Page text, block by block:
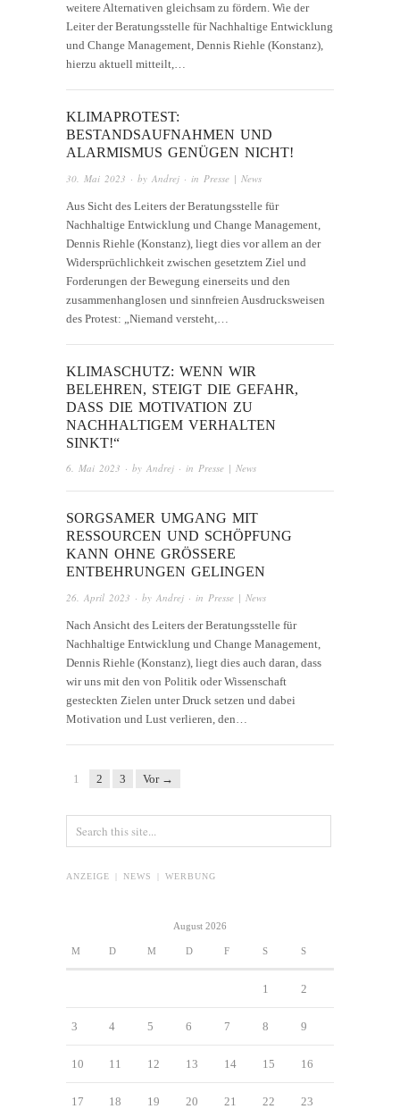
weitere Alternativen gleichsam zu fördern. Wie der
Leiter der Beratungsstelle für Nachhaltige Entwicklung
und Change Management, Dennis Riehle (Konstanz),
hierzu aktuell mitteilt,…
KLIMAPROTEST:
BESTANDSAUFNAHMEN UND
ALARMISMUS GENÜGEN NICHT!
30. Mai 2023 · by Andrej · in Presse | News
Aus Sicht des Leiters der Beratungsstelle für
Nachhaltige Entwicklung und Change Management,
Dennis Riehle (Konstanz), liegt dies vor allem an der
Widersprüchlichkeit zwischen gesetztem Ziel und
Forderungen der Bewegung einerseits und den
zusammenhanglosen und sinnfreien Ausdrucksweisen
des Protest: „Niemand versteht,…
KLIMASCHUTZ: WENN WIR
BELEHREN, STEIGT DIE GEFAHR,
DASS DIE MOTIVATION ZU
NACHHALTIGEM VERHALTEN
SINKT!“
6. Mai 2023 · by Andrej · in Presse | News
SORGSAMER UMGANG MIT
RESSOURCEN UND SCHÖPFUNG
KANN OHNE GRÖSSERE E
NTBEHRUNGEN GELINGEN
26. April 2023 · by Andrej · in Presse | News
Nach Ansicht des Leiters der Beratungsstelle für
Nachhaltige Entwicklung und Change Management,
Dennis Riehle (Konstanz), liegt dies auch daran, dass
wir uns mit den von Politik oder Wissenschaft
gesteckten Zielen unter Druck setzen und dabei
Motivation und Lust verlieren, den…
1 2 3 Vor →
ANZEIGE | NEWS | WERBUNG
August 2026
M D M D F S S
1 2
3 4 5 6 7 8 9
10 11 12 13 14 15 16
17 18 19 20 21 22 23